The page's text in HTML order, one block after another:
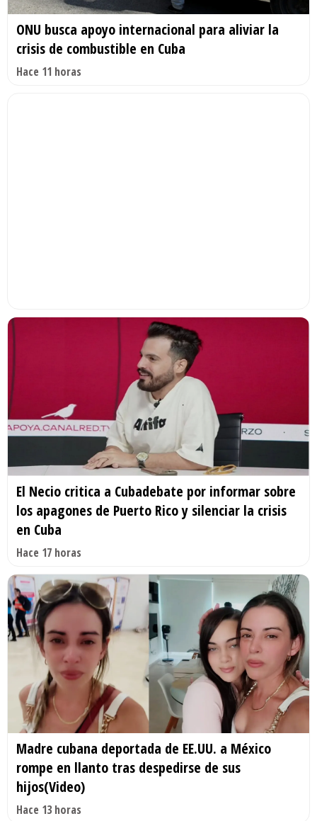
ONU busca apoyo internacional para aliviar la
crisis de combustible en Cuba
Hace 11 horas
El Necio critica a Cubadebate por informar sobre
los apagones de Puerto Rico y silenciar la crisis
en Cuba
Hace 17 horas
Madre cubana deportada de EE.UU. a México
rompe en llanto tras despedirse de sus
hijos(Video)
Hace 13 horas